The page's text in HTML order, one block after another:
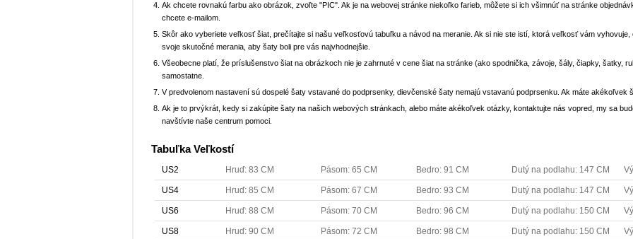
Ak chcete rovnakú farbu ako obrázok, zvoľte "PIC". Ak je na webovej stránke niekoľko farieb, môžete si ich všimnúť na stránke
chcete e-mailom.
Skôr ako vyberiete veľkosť šiat, prečítajte si našu veľkosťovú tabuľku a návod na meranie. Ak si nie ste istí, ktorá veľkosť vám
svoje skutočné merania, aby šaty boli pre vás najvhodnejšie.
Všeobecne platí, že príslušenstvo šiat na obrázkoch nie je zahrnuté v cene šiat na stránke (ako spodnička, závoje, šály, čiapky, šatky,
samostatne.
V predvolenom nastavení sú dospelé šaty vstavané do podprsenky, dievčenské šaty nemajú vstavanú podprsenku. Ak máte akékoľvek
Ak je to prvýkrát, kedy si zakúpite šaty na našich webových stránkach, alebo máte akékoľvek otázky, kontaktujte nás vopred, my sa
navštívte naše centrum pomoci.
Tabuľka Veľkostí
US2 Hruď: 83 CM Pásom: 65 CM Bedro: 91 CM Dutý na podlahu: 147 CM
US4 Hruď: 85 CM Pásom: 67 CM Bedro: 93 CM Dutý na podlahu: 147 CM
US6 Hruď: 88 CM Pásom: 70 CM Bedro: 96 CM Dutý na podlahu: 150 CM
US8 Hruď: 90 CM Pásom: 72 CM Bedro: 98 CM Dutý na podlahu: 150 CM